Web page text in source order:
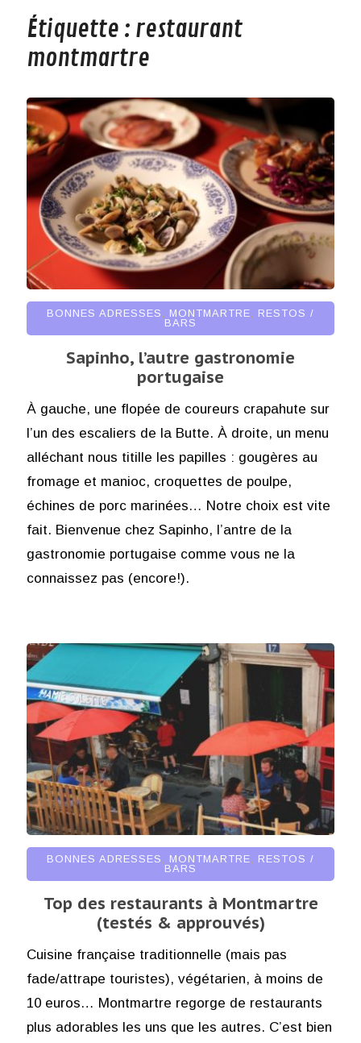
Étiquette : restaurant
montmartre
BONNES ADRESSES MONTMARTRE
RESTOS /
BARS
Sapinho, l’autre gastronomie
portugaise
À gauche, une flopée de coureurs crapahute sur
l’un des escaliers de la Butte. À droite, un menu
alléchant nous titille les papilles : gougères au
fromage et manioc, croquettes de poulpe,
échines de porc marinées… Notre choix est vite
fait. Bienvenue chez Sapinho, l’antre de la
gastronomie portugaise comme vous ne la
connaissez pas (encore!).
BONNES ADRESSES , MONTMARTRE, RESTOS /
BARS
Top des restaurants à Montmartre
(testés & approuvés)
Cuisine française traditionnelle (mais pas
fade/attrape touristes), végétarien, à moins de
10 euros… Montmartre regorge de restaurants
plus adorables les uns que les autres. C’est bien